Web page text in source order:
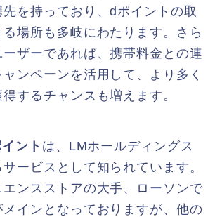
を持っており、dポイントの取
場所も多岐にわたります。さら
ザーであれば、携帯料金との連
ンペーンを活用して、より多く
するチャンスも増えます。
ント は、LMホールディングス
ービスとして知られています。
ンスストアの大手、ローソンで
インとなっておりますが、他の